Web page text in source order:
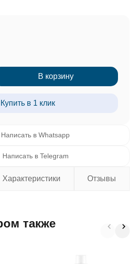
В корзину
Купить в 1 клик
Написать в Whatsapp
Написать в Telegram
Характеристики Отзывы
также